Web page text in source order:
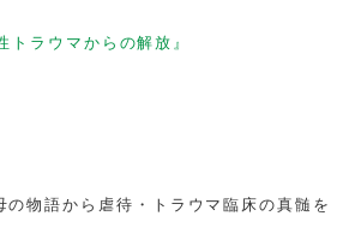
ラウマからの解放』
物語から虐待・トラウマ臨床の真髄を